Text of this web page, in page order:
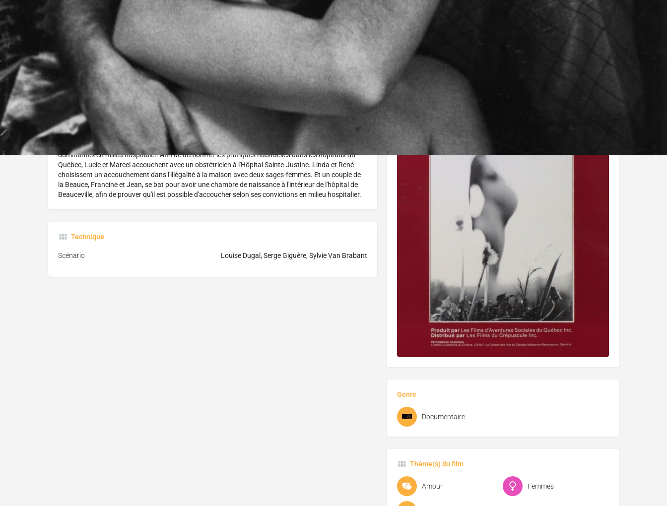
Réalisé par :
Serge Giguère
L'histoire
Depuis que le monde est monde est un film-choc qui permet d'assister dans l'intimité aux
accouchements de trois couples qui ont accepté de participer au film. Par leur action, ils aident à
illustrer le questionnement, mais aussi à proposer des alternatives aux interventions médicales
dominantes en milieu hospitalier. Afin de démontrer les pratiques habituelles dans les hôpitaux du
Québec, Lucie et Marcel accouchent avec un obstétricien à l'Hôpital Sainte-Justine. Linda et René
choisissent un accouchement dans l'illégalité à la maison avec deux sages-femmes. Et un couple de
la Beauce, Francine et Jean, se bat pour avoir une chambre de naissance à l'intérieur de l'hôpital de
Beauceville, afin de prouver qu'il est possible d'accoucher selon ses convictions en milieu hospitalier.
Technique
Scénario Louise Dugal, Serge Giguère, Sylvie Van Brabant
Affiche
Genre
Documentaire
Thème(s) du film
Amour Femmes